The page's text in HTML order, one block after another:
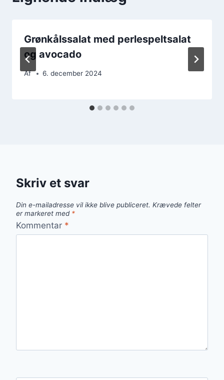
Grønkålssalat med perlespeltsalat
og avocado
Af 6. december 2024
Skriv et svar
Din e-mailadresse vil ikke blive publiceret. Krævede felter
er markeret med *
Kommentar *